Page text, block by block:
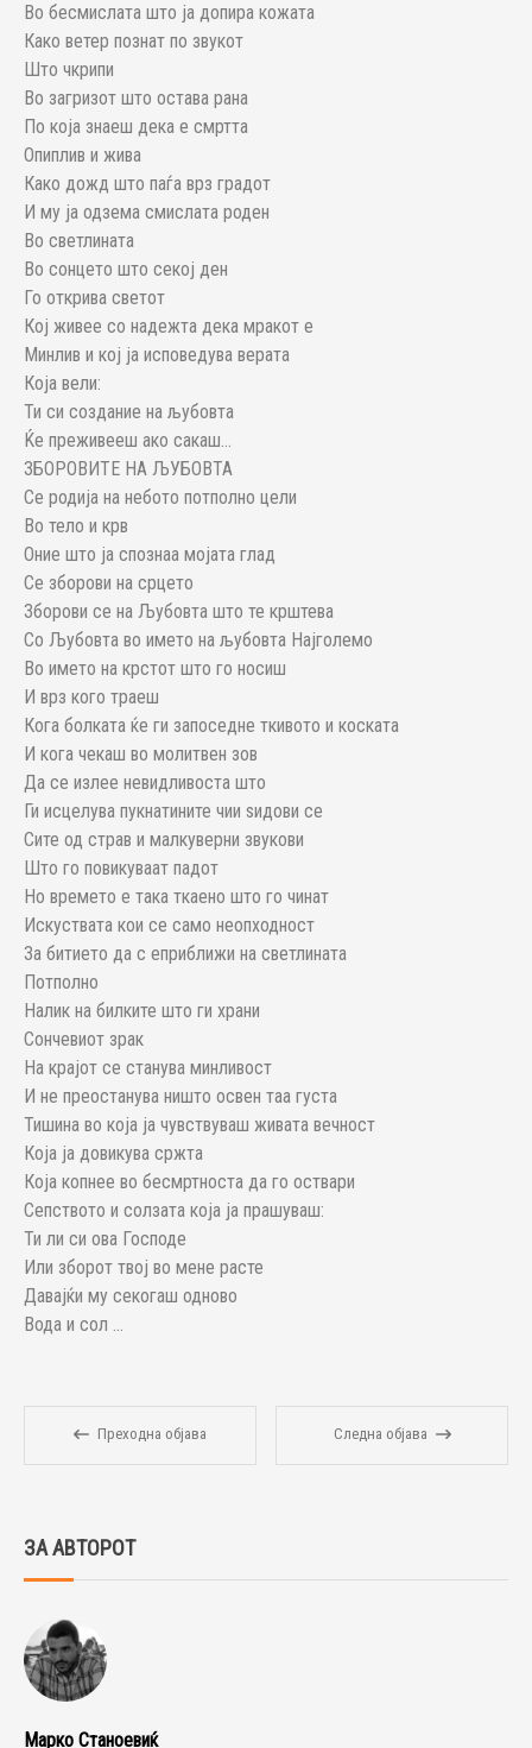
Во бесмислата што ја допира кожата
Како ветер познат по звукот
Што чкрипи
Во загризот што остава рана
По која знаеш дека е смртта
Опиплив и жива
Како дожд што паѓа врз градот
И му ја одзема смислата роден
Во светлината
Во сонцето што секој ден
Го открива светот
Кој живее со надежта дека мракот е
Минлив и кој ја исповедува верата
Која вели:
Ти си создание на љубовта
Ќе преживееш ако сакаш…
ЗБОРОВИТЕ НА ЉУБОВТА
Се родија на небото потполно цели
Во тело и крв
Оние што ја спознаа мојата глад
Се зборови на срцето
Зборови се на Љубовта што те крштева
Со Љубовта во името на љубовта Најголемо
Во името на крстот што го носиш
И врз кого траеш
Кога болката ќе ги запоседне ткивото и коската
И кога чекаш во молитвен зов
Да се излее невидливоста што
Ги исцелува пукнатините чии ѕидови се
Сите од страв и малкуверни звукови
Што го повикуваат падот
Но времето е така ткаено што го чинат
Искуствата кои се само неопходност
За битието да с еприближи на светлината
Потполно
Налик на билките што ги храни
Сончевиот зрак
На крајот се станува минливост
И не преостанува ништо освен таа густа
Тишина во која ја чувствуваш живата вечност
Која ја довикува сржта
Која копнее во бесмртноста да го оствари
Сепството и солзата која ја прашуваш:
Ти ли си ова Господе
Или зборот твој во мене расте
Давајќи му секогаш одново
Вода и сол …
Преходна објава Следна објава
ЗА АВТОРОТ
Марко Станоевиќ